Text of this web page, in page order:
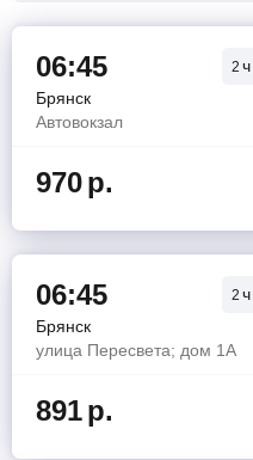
06:45 2ч
Брянск
Автовокзал
970р.
06:45 2ч
Брянск
улица Пересвета; дом 1А
891р.